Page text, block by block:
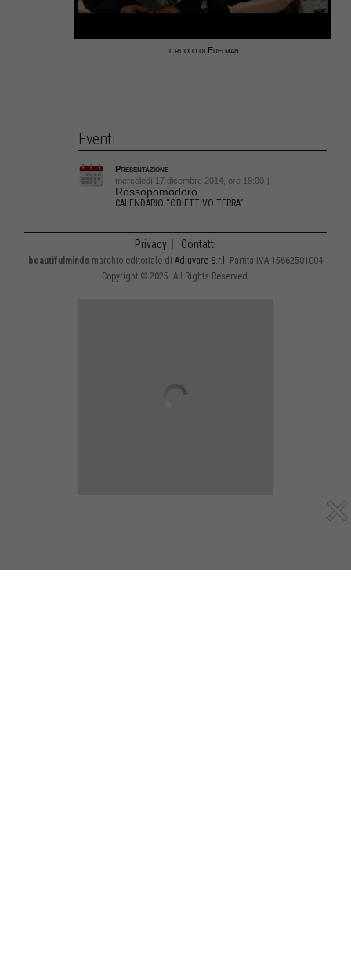
Il ruolo di Edelman
Eventi
Presentazione
mercoledì 17 dicembre 2014, ore 18:00
Rossopomodoro
CALENDARIO “OBIETTIVO TERRA”
Privacy Contatti
beautifulminds marchio editoriale di Adiuvare S.r.l. Partita IVA 15662501004
Copyright © 2025. All Rights Reserved.